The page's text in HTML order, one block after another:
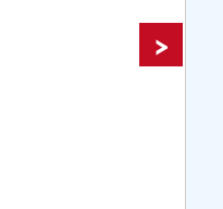
plus d'info...
>